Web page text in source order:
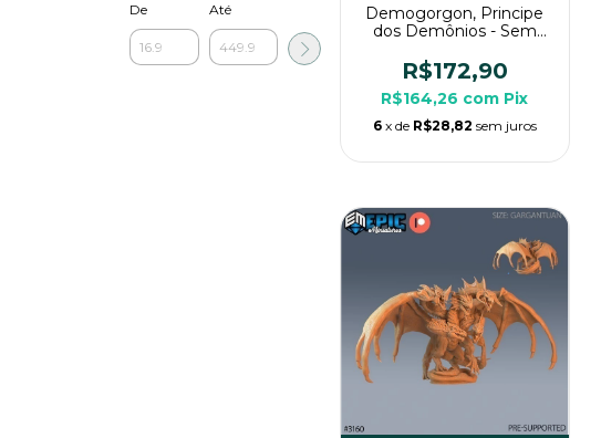
De Até
Demogorgon, Principe
dos Demônios - Sem
Imenso Para Rpg de
Mesa
R$172,90
R$164,26 com Pix
6 x de R$28,82 sem juros